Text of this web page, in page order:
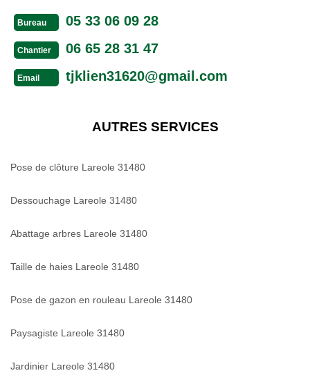
Bureau 05 33 06 09 28
Chantier 06 65 28 31 47
Email tjklien31620@gmail.com
AUTRES SERVICES
Pose de clôture Lareole 31480
Dessouchage Lareole 31480
Abattage arbres Lareole 31480
Taille de haies Lareole 31480
Pose de gazon en rouleau Lareole 31480
Paysagiste Lareole 31480
Jardinier Lareole 31480